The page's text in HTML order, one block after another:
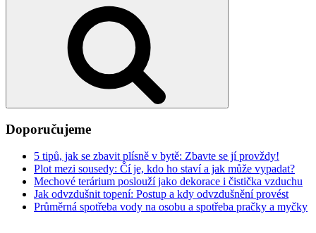
Doporučujeme
5 tipů, jak se zbavit plísně v bytě: Zbavte se jí provždy!
Plot mezi sousedy: Čí je, kdo ho staví a jak může vypadat?
Mechové terárium poslouží jako dekorace i čistička vzduchu
Jak odvzdušnit topení: Postup a kdy odvzdušnění provést
Průměrná spotřeba vody na osobu a spotřeba pračky a myčky